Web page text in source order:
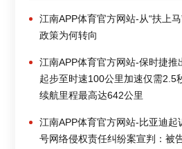
江南APP体育官方网站-从“扶上
政策为何转向
江南APP体育官方网站-保时捷推
起步至时速100公里加速仅需2.5
续航里程最高达642公里
江南APP体育官方网站-比亚迪起
号网络侵权责任纠纷案宣判：被